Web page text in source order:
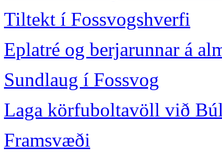
Tiltekt í Fossvogshverfi
Eplatré og berjarunnar á
Sundlaug í Fossvog
Laga körfuboltavöll við
Framsvæði